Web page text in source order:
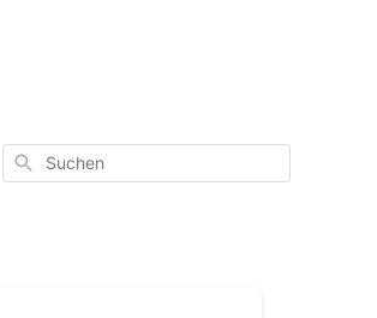
Suchen